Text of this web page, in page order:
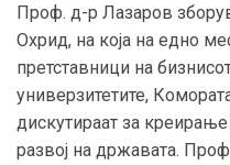
Проф. д-р Лазаров
Охрид, на која на едно
претставници на
универзитетите,
дискутираат за креирање
развој на државата.